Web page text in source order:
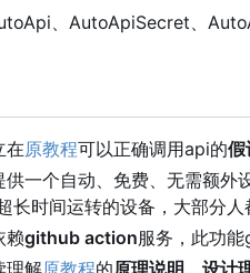
、AutoApiSecret、
在原教程可以正确调用api的假
一个自动、免费、无需额外
长时间运转的设备，大部分人
赖github action服务，此功
理解原教程的原理说明、设计